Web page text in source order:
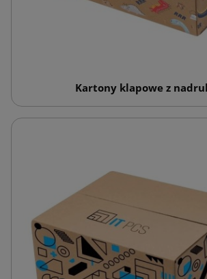
Kartony klapowe z